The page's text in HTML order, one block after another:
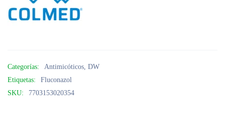
Categorías: Antimicóticos, DW
Etiquetas:
Fluconazol
SKU:
7703153020354